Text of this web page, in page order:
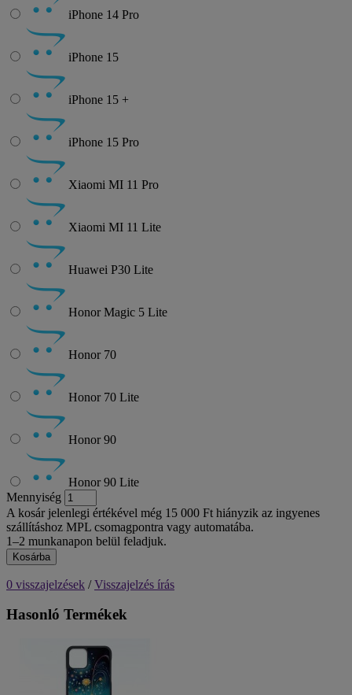
iPhone 14 Pro
iPhone 15
iPhone 15 +
iPhone 15 Pro
Xiaomi MI 11 Pro
Xiaomi MI 11 Lite
Huawei P30 Lite
Honor Magic 5 Lite
Honor 70
Honor 70 Lite
Honor 90
Honor 90 Lite
Mennyiség
A kosár jelenlegi értékével még 15 000 Ft hiányzik az ingyenes
szállításhoz MPL csomagpontra vagy automatába.
1–2 munkanapon belül feladjuk.
Kosárba
0 visszajelzések /Visszajelzés írás
Hasonló Termékek